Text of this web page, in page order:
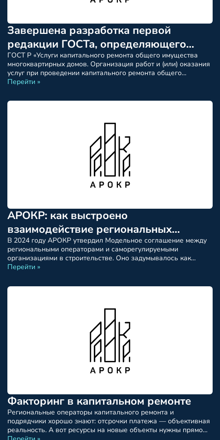
Завершена разработка первой
редакции ГОСТа, определяющего
требования к специализированным
программным комплексам для оценки
техсостояния МКД в целях
установления необходимости
ГОСТ Р «Услуги капитального ремонта общего имущества
многоквартирных домов. Организация работ и (или) оказания
услуг при проведении капитального ремонта общего
имущества в многоквартирных домах. Функциональные
для проведения оценки технического состояния
распространяется на программные комплексы,
обеспечивающие автоматизацию сбора, хранения, обработки
Перейти »
АРОКР: как выстроено
взаимодействие региональных
операторов и СРО — не только на
бумаге, но в работе
В 2024 году АРОКР утвердил Модельное соглашение между
региональными операторами и саморегулируемыми
организациями в строительстве. Оно задумывалось как
инструмент для системной координации при проведении
Взаимодействие часто идёт дальше формальных документов.
Перейти »
Факторинг в капитальном ремонте
Региональные операторы капитального ремонта и
подрядчики хорошо знают: отсрочки платежа — объективная
реальность. А вот ресурсы на новые объекты нужны прямо